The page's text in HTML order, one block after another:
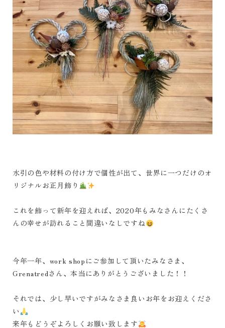
水引の色や材料の付け方で個性が出て、世界に一つだけのオ
リジナルお正月飾り
これを飾って新年を迎えれば、2020年もみなさんにたくさ
んの幸せが訪れること間違いなしですね
今年一年、work shopにご参加して頂いたみなさま、
Grenatredさん、本当にありがとうございました！！
それでは、少し早いですがみなさま良いお年をお迎えくださ
い
来年もどうぞよろしくお願い致します